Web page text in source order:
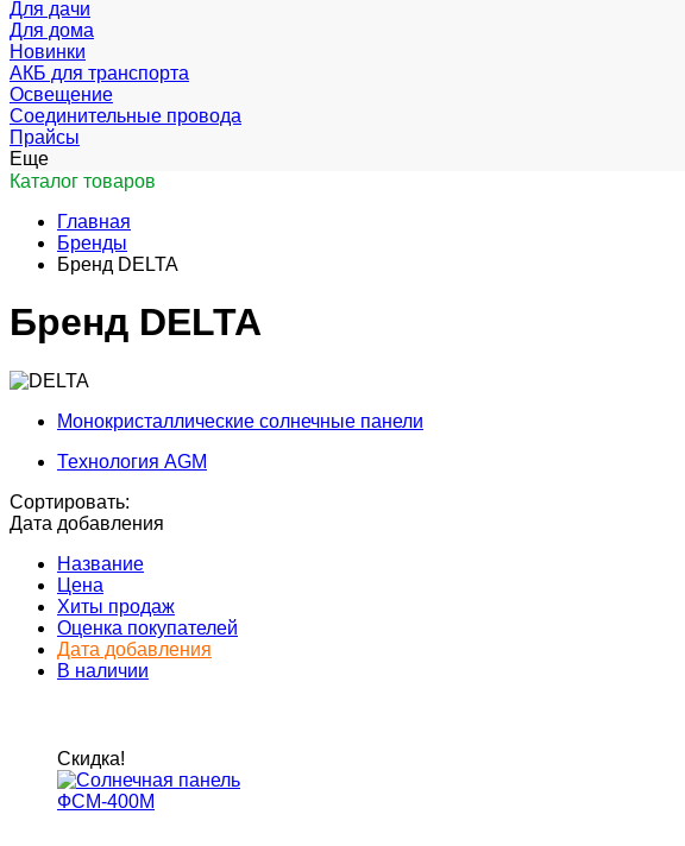
Для дачи
Для дома
Новинки
АКБ для транспорта
Освещение
Соединительные провода
Прайсы
Еще
Каталог товаров
Главная
Бренды
Бренд DELTA
Бренд DELTA
Монокристаллические солнечные панели
Технология AGM
Сортировать:
Дата добавления
Название
Цена
Хиты продаж
Оценка покупателей
Дата добавления
В наличии
Скидка!